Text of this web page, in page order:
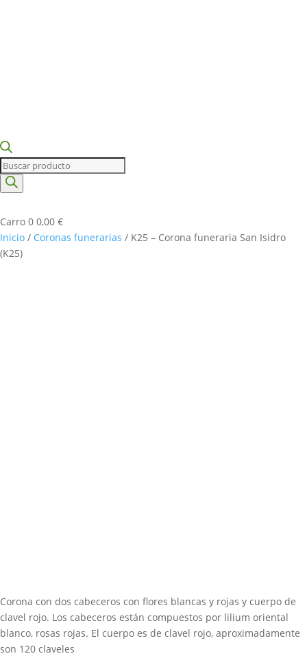
Búsqueda
de
productos
Carro 0 0,00 €
Inicio / Coronas funerarias / K25 – Corona funeraria San Isidro
(K25)
Corona con dos cabeceros con flores blancas y rojas y cuerpo de
clavel rojo. Los cabeceros están compuestos por lilium oriental
blanco, rosas rojas. El cuerpo es de clavel rojo, aproximadamente
son 120 claveles